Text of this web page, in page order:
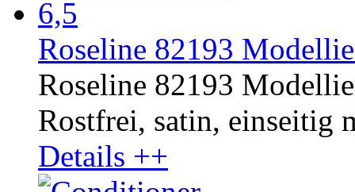
Roseline 82193
Roseline 82193
Rostfrei, satin, einseitig
Details ++